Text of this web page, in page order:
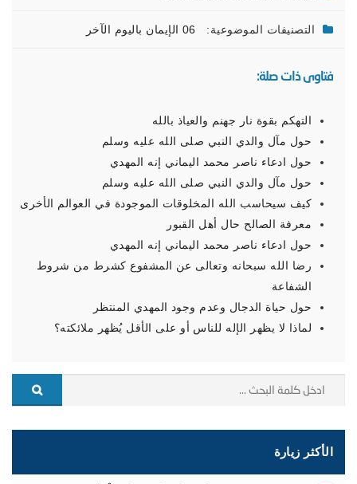
التصنيفات الموضوعية: 06 الإيمان باليوم الآخر
فتاوى ذات صلة:
التهكم بقوة نار جهنم والعياذ بالله
حول مآل والدي النبي صلى الله عليه وسلم
حول ادعاء ناصر محمد اليماني إنه المهدي
حول مآل والدي النبي صلى الله عليه وسلم
كيف سيحاسب الله المخلوقات الموجودة في العوالم الأخرى
معرفة الصالح حال أهل القبور
حول ادعاء ناصر محمد اليماني إنه المهدي
رضا الله سبحانه وتعالى عن المشفوع كشرط من شروط
الشفاعة
حول حياة الدجال وعدم وجود المهدي المنتظر
لماذا لا يظهر الإله للناس أو على الأقل يُظهر ملائكته؟
الأكثر زيارة